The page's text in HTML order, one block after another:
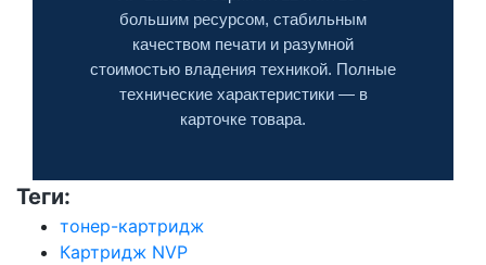
большим ресурсом, стабильным
качеством печати и разумной
стоимостью владения техникой. Полные
технические характеристики — в
карточке товара.
Теги:
тонер-картридж
Картридж NVP